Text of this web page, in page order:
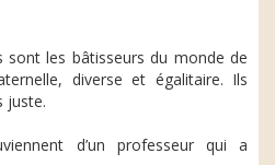
sont les bâtisseurs du monde de
diverse et égalitaire. Ils
juste.
d’un professeur qui a